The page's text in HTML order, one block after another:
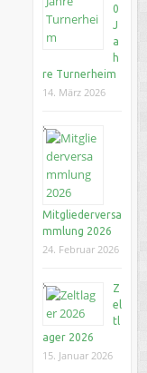
0
J
a
h
re Turnerheim
14. März 2026
Mitgliederversa
mmlung 2026
24. Februar 2026
Z
el
tl
ager 2026
15. Januar 2026